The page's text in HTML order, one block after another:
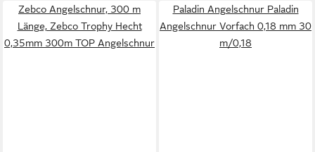
Zebco Angelschnur, 300 m
Länge, Zebco Trophy Hecht
0,35mm 300m TOP Angelschnur
Paladin Angelschnur Paladin
Angelschnur Vorfach 0,18 mm 30
m/0,18